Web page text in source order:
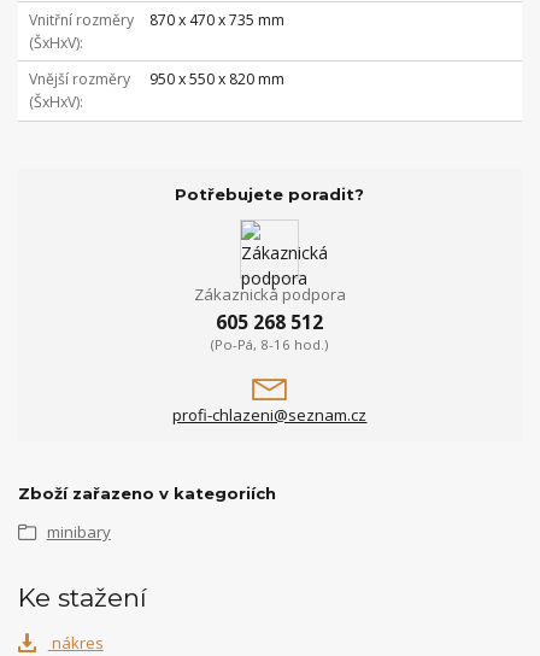
Vnitřní rozměry
(ŠxHxV)
870 x 470 x 735 mm
Vnější rozměry
(ŠxHxV)
950 x 550 x 820 mm
Potřebujete poradit?
Zákaznická podpora
605 268 512
(Po-Pá, 8-16 hod.)
profi-chlazeni@seznam.cz
Zboží zařazeno v kategoriích
minibary
Ke stažení
nákres